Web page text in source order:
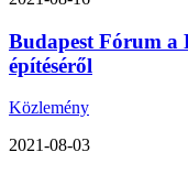
Budapest Fórum a
építéséről
Közlemény
2021-08-03